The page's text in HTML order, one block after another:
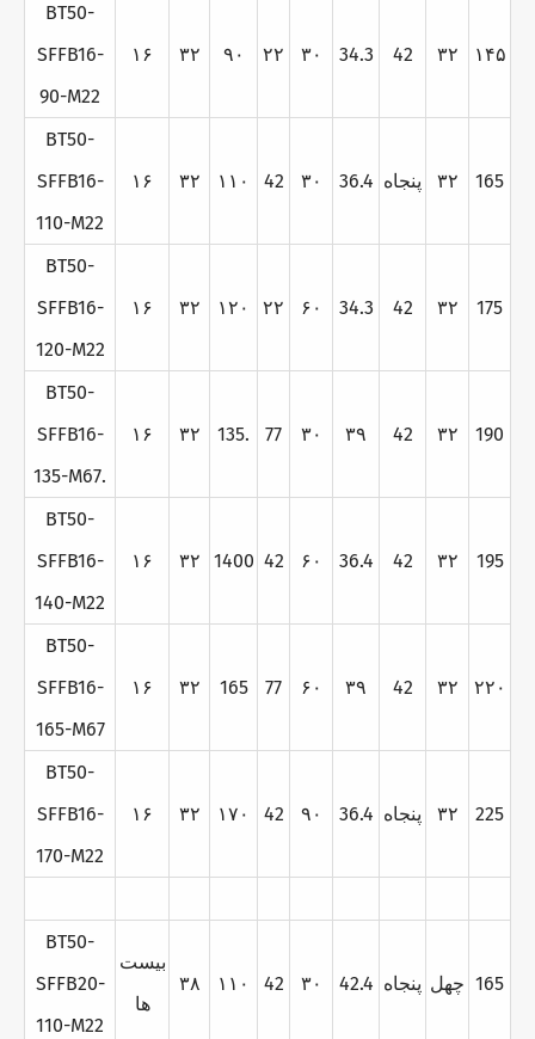
BT50-
SFFB16-
90-M22
۱۶ ۳۲ ۹۰ ۲۲ ۳۰ 34.3 42 ۳۲ ۱۴۵
BT50-
SFFB16-
110-M22
۱۶ ۳۲ ۱۱۰ 42 ۳۰ 36.4 پنجاه ۳۲ 165
BT50-
SFFB16-
120-M22
۱۶ ۳۲ ۱۲۰ ۲۲ ۶۰ 34.3 42 ۳۲ 175
BT50-
SFFB16-
135-M67.
۱۶ ۳۲ 135. 77 ۳۰ ۳۹ 42 ۳۲ 190
BT50-
SFFB16-
140-M22
۱۶ ۳۲ 1400 42 ۶۰ 36.4 42 ۳۲ 195
BT50-
SFFB16-
165-M67
۱۶ ۳۲ 165 77 ۶۰ ۳۹ 42 ۳۲ ۲۲۰
BT50-
SFFB16-
170-M22
۱۶ ۳۲ ۱۷۰ 42 ۹۰ 36.4 پنجاه ۳۲ 225
BT50-
SFFB20-
110-M22
بيست
ها
۳۸ ۱۱۰ 42 ۳۰ 42.4 پنجاه چهل 165